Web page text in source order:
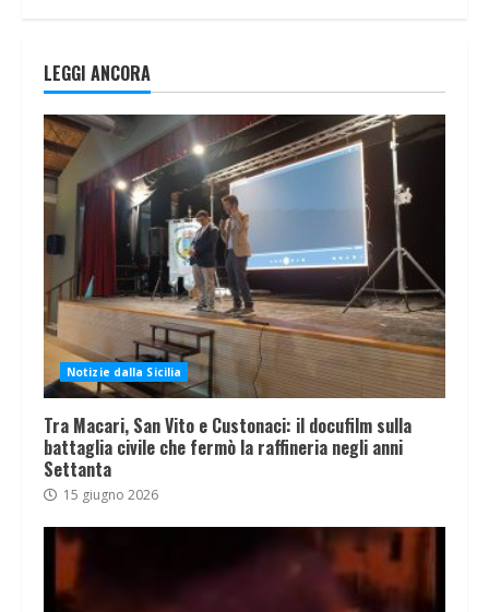
LEGGI ANCORA
Notizie dalla Sicilia
Tra Macari, San Vito e Custonaci: il docufilm sulla
battaglia civile che fermò la raffineria negli anni
Settanta
15 giugno 2026